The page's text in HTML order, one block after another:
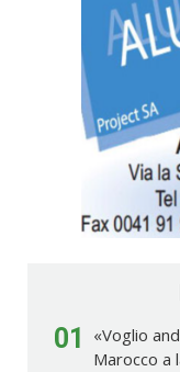
01
«Voglio
Marocco a